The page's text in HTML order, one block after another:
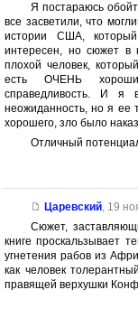
Я постараюсь
все засветили, что
истории США,
интересен, но сюжет
плохой человек,
есть ОЧЕНЬ
справедливость. И я
неожиданность, но я ее
хорошего, зло было
Отличный
Царевский, 19
Сюжет,
книге проскальзывает
угнетения рабов из
как человек
правящей верхушки